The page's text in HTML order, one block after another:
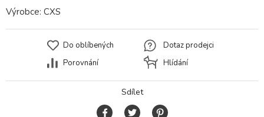
Výrobce: CXS
Do oblíbených
Porovnání
Dotaz prodejci
Hlídání
Sdílet